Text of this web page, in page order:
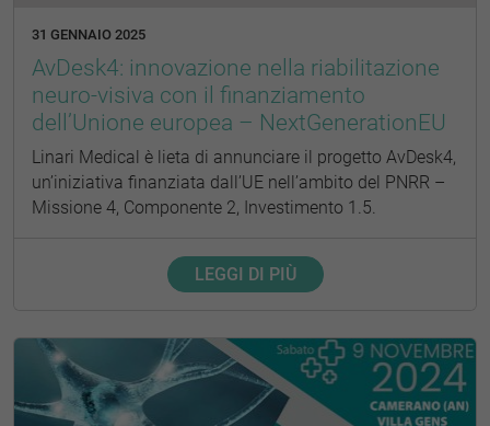
31 GENNAIO 2025
AvDesk4: innovazione nella riabilitazione
neuro-visiva con il finanziamento
dell’Unione europea – NextGenerationEU
Linari Medical è lieta di annunciare il progetto AvDesk4,
un’iniziativa finanziata dall’UE nell’ambito del PNRR –
Missione 4, Componente 2, Investimento 1.5.
LEGGI DI PIÙ